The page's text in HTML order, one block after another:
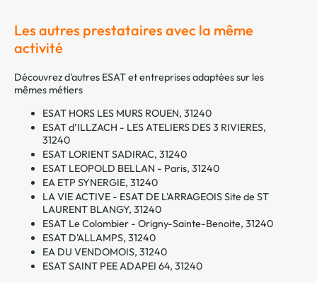
Les autres prestataires avec la même
activité
Découvrez d'autres ESAT et entreprises adaptées sur les
mêmes métiers
ESAT HORS LES MURS ROUEN, 31240
ESAT d’ILLZACH - LES ATELIERS DES 3 RIVIERES,
31240
ESAT LORIENT SADIRAC, 31240
ESAT LEOPOLD BELLAN - Paris, 31240
EA ETP SYNERGIE, 31240
LA VIE ACTIVE - ESAT DE L'ARRAGEOIS Site de ST
LAURENT BLANGY, 31240
ESAT Le Colombier - Origny-Sainte-Benoite, 31240
ESAT D'ALLAMPS, 31240
EA DU VENDOMOIS, 31240
ESAT SAINT PEE ADAPEI 64, 31240